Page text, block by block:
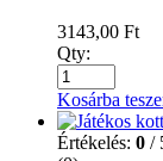
3143,00 Ft
Qty:
Kosárba
Értékelés: 0 /